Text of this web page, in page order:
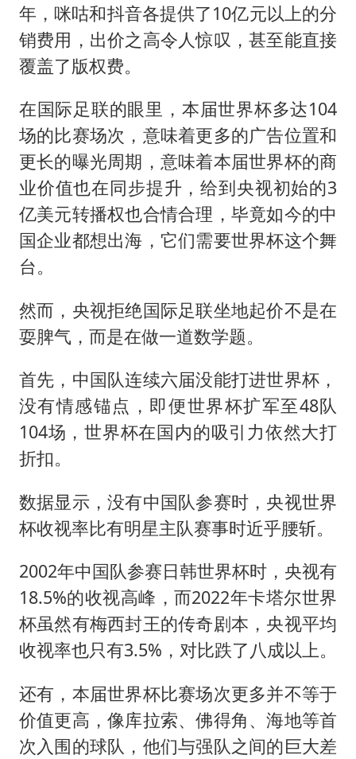
年，咪咕和抖音各提供了10亿元以上的分
销费用，出价之高令人惊叹，甚至能直接
覆盖了版权费。
在国际足联的眼里，本届世界杯多达104
场的比赛场次，意味着更多的广告位置和
更长的曝光周期，意味着本届世界杯的商
业价值也在同步提升，给到央视初始的3
亿美元转播权也合情合理，毕竟如今的中
国企业都想出海，它们需要世界杯这个舞
台。
然而，央视拒绝国际足联坐地起价不是在
耍脾气，而是在做一道数学题。
首先，中国队连续六届没能打进世界杯，
没有情感锚点，即便世界杯扩军至48队
104场，世界杯在国内的吸引力依然大打
折扣。
数据显示，没有中国队参赛时，央视世界
杯收视率比有明星主队赛事时近乎腰斩。
2002年中国队参赛日韩世界杯时，央视有
18.5%的收视高峰，而2022年卡塔尔世界
杯虽然有梅西封王的传奇剧本，央视平均
收视率也只有3.5%，对比跌了八成以上。
还有，本届世界杯比赛场次更多并不等于
价值更高，像库拉索、佛得角、海地等首
次入围的球队，他们与强队之间的巨大差